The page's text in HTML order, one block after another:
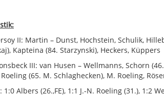
II: Martin – Dunst, Hochstein, Schulik,
Kapteina (84. Starzynski), Heckers, Küppers
III: van Husen – Wellmanns, Schorn
Roeling (65. M. Schlaghecken), M. Roeling,
1:0 Albers (26.,FE), 1:1 J.-N. Roeling (31.), 1:2